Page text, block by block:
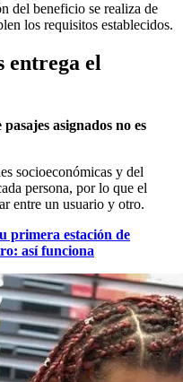
del beneficio se realiza de
los requisitos establecidos.
entrega el
asignados no es
socioeconómicas y del
persona, por lo que el
entre un usuario y otro.
primera estación de
así funciona